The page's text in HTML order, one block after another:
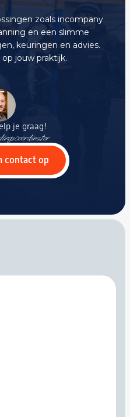
zoals incompany
en een slimme
keuringen en advies.
jouw praktijk.
je graag!
contact op